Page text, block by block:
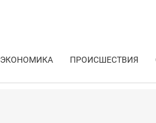
ЭКОНОМИКА ПРОИСШЕСТВИЯ